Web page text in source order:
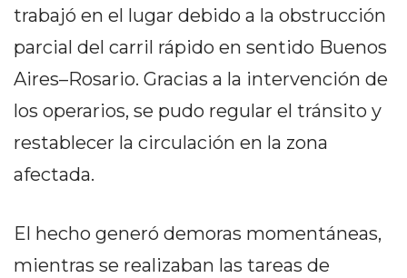
DELIVERIES
CÓMO ORGANIZAR LOS
PEDIDOS DE DELIVERY
POR WHATSAPP SIN QUE
trabajó en el lugar debido a la obstrucción
parcial del carril rápido en sentido Buenos
Aires–Rosario. Gracias a la intervención de
los operarios, se pudo regular el tránsito y
restablecer la circulación en la zona
afectada.
El hecho generó demoras momentáneas,
mientras se realizaban las tareas de